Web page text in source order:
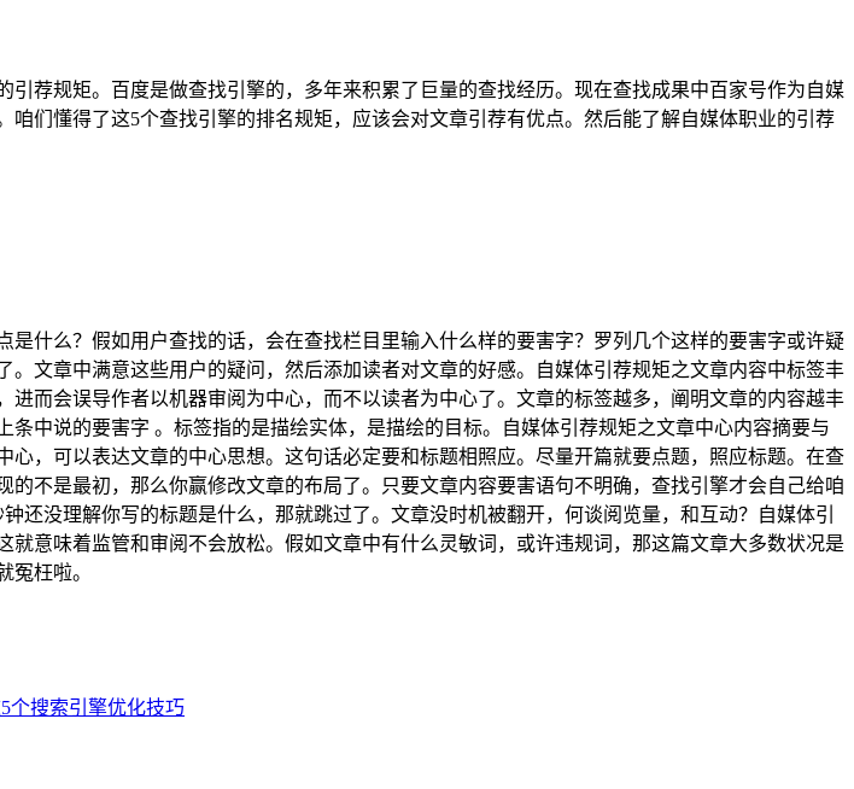
荐规矩。百度是做查找引擎的，多年来积累了巨量的查找经历。现在查找成果中百家号作为自媒
们懂得了这5个查找引擎的排名规矩，应该会对文章引荐有优点。然后能了解自媒体职业的引荐
是什么？假如用户查找的话，会在查找栏目里输入什么样的要害字？罗列几个这样的要害字或许疑
文章中满意这些用户的疑问，然后添加读者对文章的好感。
自媒体引荐规矩之文章内容中标签丰
而会误导作者以机器审阅为中心，而不以读者为中心了。文章的标签越多，阐明文章的内容越丰
中说的要害字 。标签指的是描绘实体，是描绘的目标。
自媒体引荐规矩之文章中心内容摘要与
，可以表达文章的中心思想。这句话必定要和标题相照应。尽量开篇就要点题，照应标题。在查
不是最初，那么你赢修改文章的布局了。只要文章内容要害语句不明确，查找引擎才会自己给咱
还没理解你写的标题是什么，那就跳过了。文章没时机被翻开，何谈阅览量，和互动？ 自媒体引
就意味着监管和审阅不会放松。假如文章中有什么灵敏词，或许违规词，那这篇文章大多数状况是
冤枉啦。
个搜索引擎优化技巧